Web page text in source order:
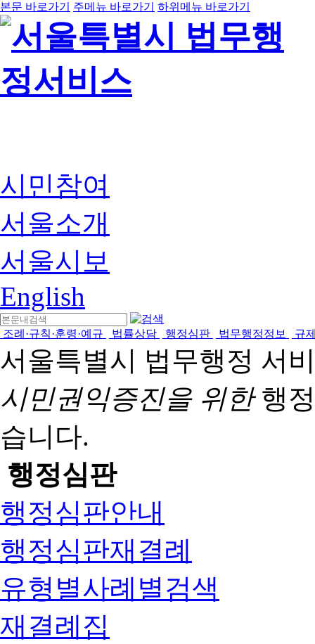
본문 바로가기 주메뉴 바로가기 하위메뉴 바로가기
시민참여
서울소개
서울시보
English
조례·규칙·훈령·예규 법률상담 행정심판 법무행정정보 규
서울특별시 법무행정 서
시민권익증진을 위한행
습니다.
행정심판
행정심판안내
행정심판재결례
유형별사례별검색
재결례집